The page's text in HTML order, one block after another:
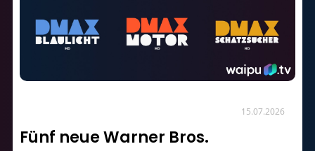
15.07.2026
Fünf neue Warner Bros.